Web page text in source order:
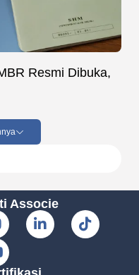
Resmi Dibuka,
Associe